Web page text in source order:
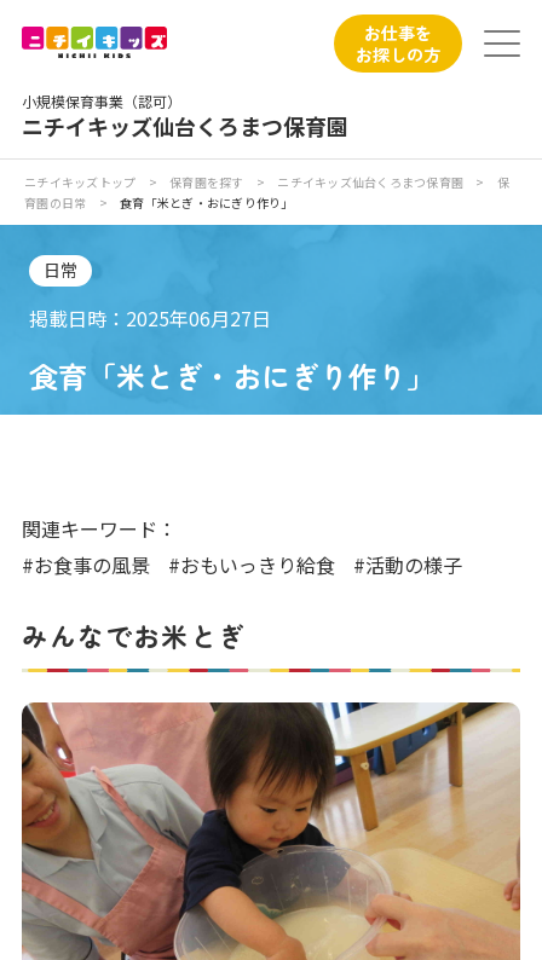
小規模保育事業（認可）
ニチイキッズ仙台くろまつ保育園
お仕事を
お探しの方
ニチイが大切にしていること
お食事
入園の概要
写真販売サービス
各種書類
よくあるご質問
保育園に関するお問い合わせ
プライバシーポリシー サイトのご利用について
サイトマップ ニチイ学館オフィシャルサイト
ニチイキッズトップ > 保育園を探す > ニチイキッズ仙台くろまつ保育園 >
保
育園の日常
> 食育「米とぎ・おにぎり作り」
日常
掲載日時：2025年06月27日
食育「米とぎ・おにぎり作り」
関連キーワード：
#お食事の風景
#おもいっきり給食 #活動の様子
みんなでお米とぎ